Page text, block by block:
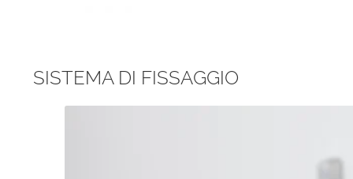
SISTEMA DI FISSAGGIO